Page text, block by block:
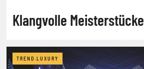
Klangvolle Meisterstücke
TREND.LUXURY